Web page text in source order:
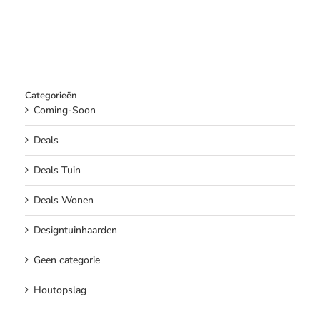
Categorieën
Coming-Soon
Deals
Deals Tuin
Deals Wonen
Designtuinhaarden
Geen categorie
Houtopslag